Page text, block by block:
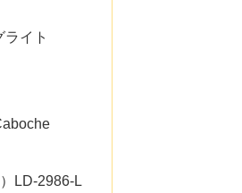
イト
LD-2986-L